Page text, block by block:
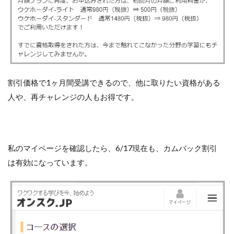
割引価格で1ヶ月間受講できるので、他に取りたい資格がある
人や、再チャレンジの人もお得です。
私のマイページを確認したら、6/17現在も、カムバック割引
は有効になっています。